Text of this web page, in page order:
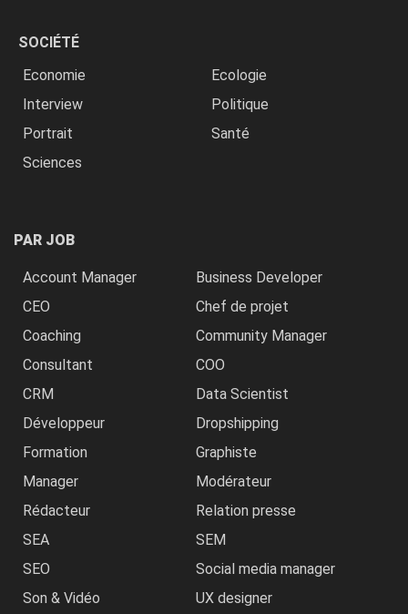
SOCIÉTÉ
Economie
Ecologie
Interview
Politique
Portrait
Santé
Sciences
PAR JOB
Account Manager
Business Developer
CEO
Chef de projet
Coaching
Community Manager
Consultant
COO
CRM
Data Scientist
Développeur
Dropshipping
Formation
Graphiste
Manager
Modérateur
Rédacteur
Relation presse
SEA
SEM
SEO
Social media manager
Son & Vidéo
UX designer